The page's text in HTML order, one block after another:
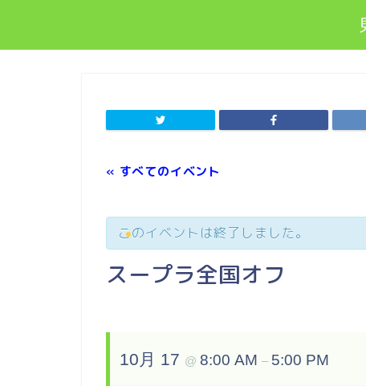
« すべてのイベント
このイベントは終了しました。
スープラ全国オフ
10月 17 @ 8:00 AM – 5:00 PM